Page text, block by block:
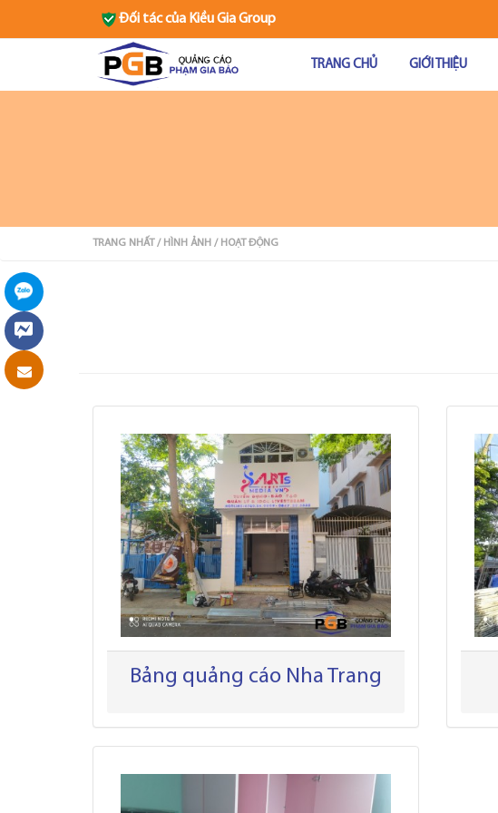
Đối tác của Kiều Gia Group
TRANG CHỦ GIỚI THIỆU
TRANG NHẤT / HÌNH ẢNH / HOẠT ĐỘNG
Bảng quảng cáo Nha Trang